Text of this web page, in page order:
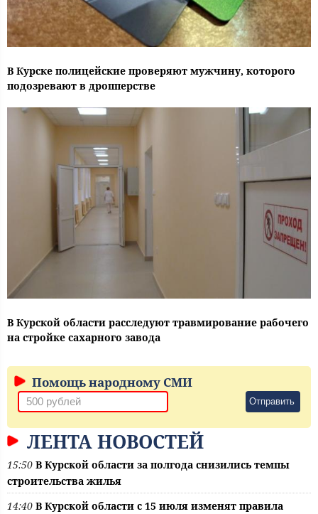
В Курске полицейские проверяют мужчину, которого
подозревают в дропперстве
В Курской области расследуют травмирование рабочего
на стройке сахарного завода
Помощь народному СМИ
Отправить
ЛЕНТА НОВОСТЕЙ
15:50 В Курской области за полгода снизились темпы
строительства жилья
14:40 В Курской области с 15 июля изменят правила